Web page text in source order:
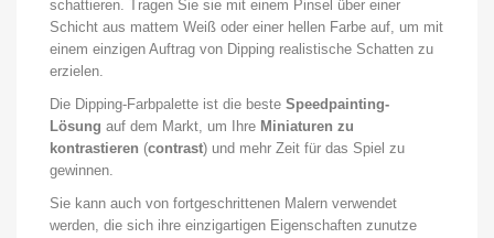
schattieren. Tragen Sie sie mit einem Pinsel über einer
Schicht aus mattem Weiß oder einer hellen Farbe auf, um mit
einem einzigen Auftrag von Dipping realistische Schatten zu
erzielen.
Die Dipping-Farbpalette ist die beste Speedpainting-
Lösung auf dem Markt, um Ihre Miniaturen zu
kontrastieren (contrast) und mehr Zeit für das Spiel zu
gewinnen.
Sie kann auch von fortgeschrittenen Malern verwendet
werden, die sich ihre einzigartigen Eigenschaften zunutze